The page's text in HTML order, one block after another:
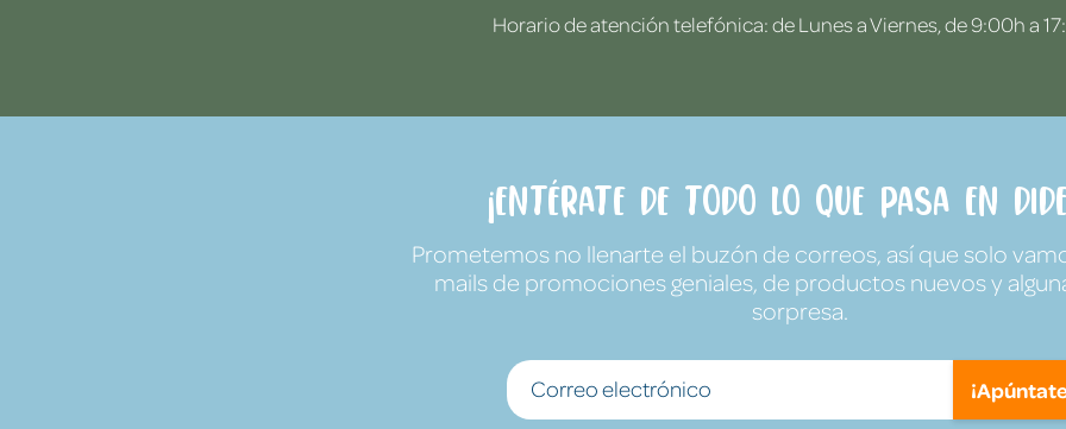
Horario de atención telefónica: de Lunes a Viernes, de 9:00h a
¡Entérate de todo lo que pasa en
Prometemos no llenarte el buzón de correos, así que solo
mails de promociones geniales, de productos nuevos y
sorpresa.